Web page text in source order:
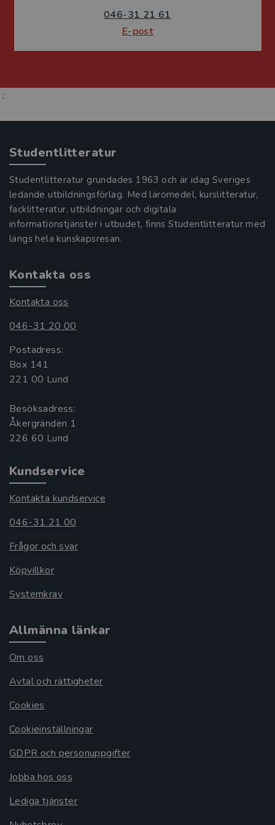
046-31 21 61
E-post
;
Studentlitteratur
Studentlitteratur grundades 1963 och är idag Sveriges
ledande utbildningsförlag. Med läromedel, kurslitteratur,
facklitteratur, utbildningar och digitala
informationstjänster i utbudet, finns Studentlitteratur med
längs hela kunskapsresan.
Kontakta oss
Kontakta oss
046-31 20 00
Postadress:
Box 141
221 00 Lund
Besöksadress:
Åkergränden 1
Kundservice
Kontakta kundservice
046-31 21 00
Frågor och svar
Köpvillkor
Systemkrav
Allmänna länkar
Om oss
Avtal och rättigheter
Cookies
Cookieinställningar
GDPR och personuppgifter
Jobba hos oss
Lediga tjänster